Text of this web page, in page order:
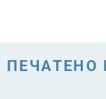
ПЕЧАТЕНО